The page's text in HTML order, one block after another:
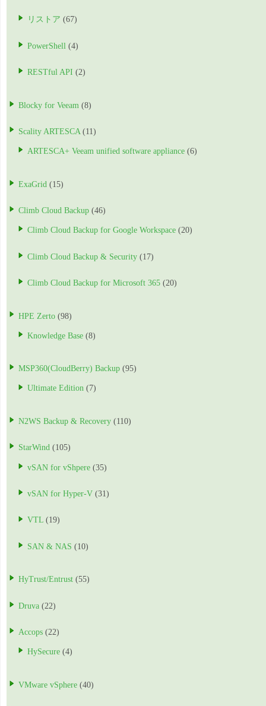
リストア (67)
PowerShell (4)
RESTful API (2)
Blocky for Veeam (8)
Scality ARTESCA (11)
ARTESCA+ Veeam unified software appliance (6)
ExaGrid (15)
Climb Cloud Backup (46)
Climb Cloud Backup for Google Workspace (20)
Climb Cloud Backup & Security (17)
Climb Cloud Backup for Microsoft 365 (20)
HPE Zerto (98)
Knowledge Base (8)
MSP360(CloudBerry) Backup (95)
Ultimate Edition (7)
N2WS Backup & Recovery (110)
StarWind (105)
vSAN for vShpere (35)
vSAN for Hyper-V (31)
VTL (19)
SAN & NAS (10)
HyTrust/Entrust (55)
Druva (22)
Accops (22)
HySecure (4)
VMware vSphere (40)